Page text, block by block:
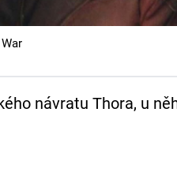
návratu Thora, u